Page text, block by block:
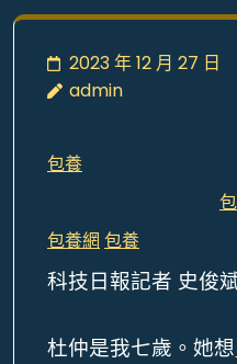
2023 年 12 月 27 日
admin
包養
包養網 包養
科技日報記者 史俊
杜仲是我七歲。她想